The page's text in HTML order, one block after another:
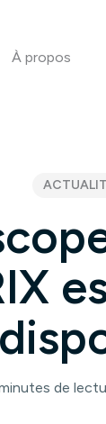
À propos
de